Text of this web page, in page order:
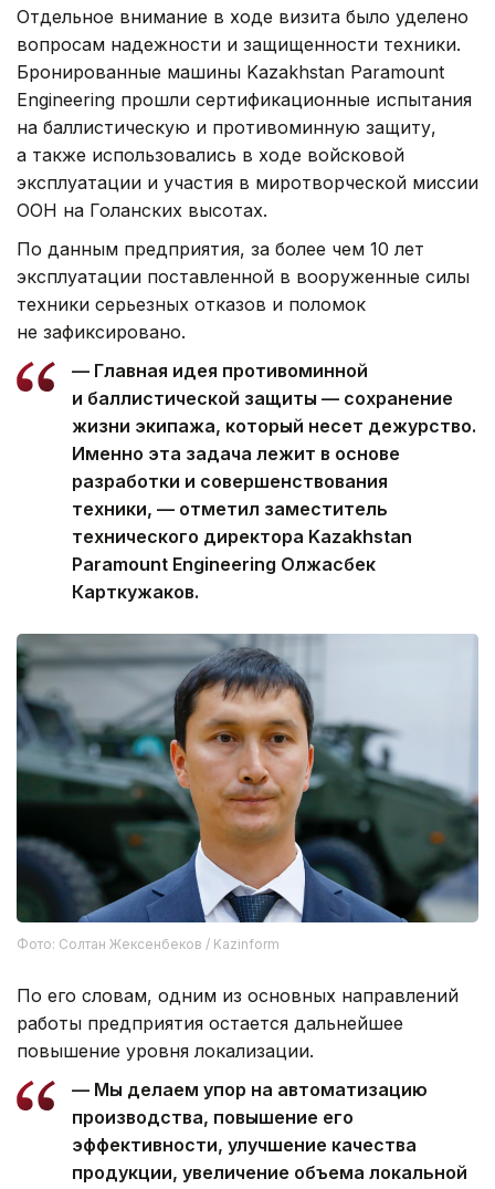
Отдельное внимание в ходе визита было уделено
вопросам надежности и защищенности техники.
Бронированные машины Kazakhstan Paramount
Engineering прошли сертификационные испытания
на баллистическую и противоминную защиту,
а также использовались в ходе войсковой
эксплуатации и участия в миротворческой миссии
ООН на Голанских высотах.
По данным предприятия, за более чем 10 лет
эксплуатации поставленной в вооруженные силы
техники серьезных отказов и поломок
не зафиксировано.
— Главная идея противоминной
и баллистической защиты — сохранение
жизни экипажа, который несет дежурство.
Именно эта задача лежит в основе
разработки и совершенствования
техники, — отметил заместитель
технического директора Kazakhstan
Paramount Engineering Олжасбек
Карткужаков.
Фото: Солтан Жексенбеков / Kazinform
По его словам, одним из основных направлений
работы предприятия остается дальнейшее
повышение уровня локализации.
— Мы делаем упор на автоматизацию
производства, повышение его
эффективности, улучшение качества
продукции, увеличение объема локальной